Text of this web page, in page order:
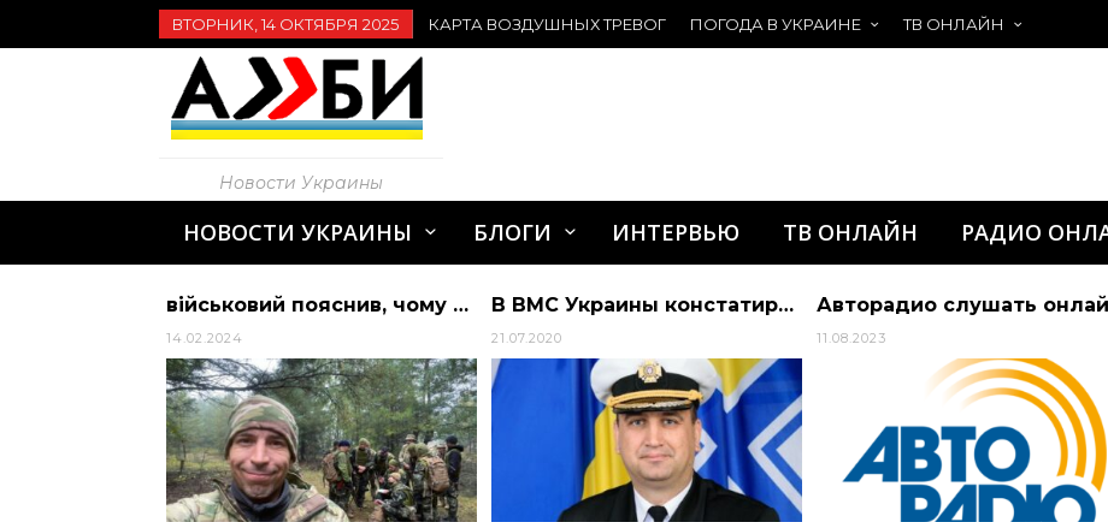
ВТОРНИК, 14 ОКТЯБРЯ 2025 КАРТА ВОЗДУШНЫХ ТРЕВОГ ПОГОДА В УКРАИНЕ ТВ ОНЛАЙН
Новости Украины
НОВОСТИ УКРАИНЫ БЛОГИ ИНТЕРВЬЮ ТВ ОНЛАЙН РАДИО
військовий пояснив, чому його не можна назвати народним – 1+1, новини ТСН – Україна
14.02.2024
В ВМС Украины констатируют готовность РФ к применению силы в Черном и Азовском морях | Алиби
21.07.2020
Авторадио слушать
11.08.2023